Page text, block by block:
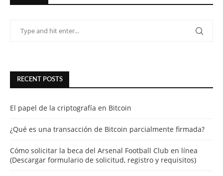
RECENT POSTS
El papel de la criptografía en Bitcoin
¿Qué es una transacción de Bitcoin parcialmente firmada?
Cómo solicitar la beca del Arsenal Football Club en línea
(Descargar formulario de solicitud, registro y requisitos)